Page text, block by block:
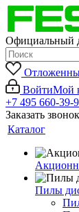
Официальный
ВойтиМой
+7 495 660-39-
Заказать звонок
Каталог
Пилы